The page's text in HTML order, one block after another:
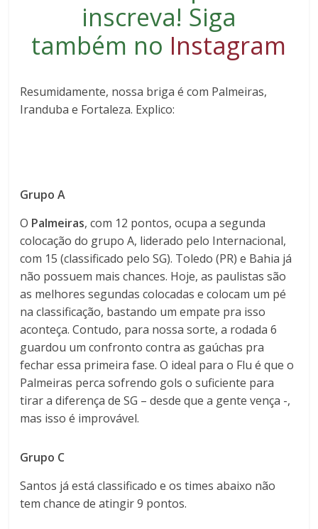
inscreva! Siga
também no Instagram
Resumidamente, nossa briga é com Palmeiras,
Iranduba e Fortaleza. Explico:
Grupo A
O Palmeiras, com 12 pontos, ocupa a segunda
colocação do grupo A, liderado pelo Internacional,
com 15 (classificado pelo SG). Toledo (PR) e Bahia já
não possuem mais chances. Hoje, as paulistas são
as melhores segundas colocadas e colocam um pé
na classificação, bastando um empate pra isso
aconteça. Contudo, para nossa sorte, a rodada 6
guardou um confronto contra as gaúchas pra
fechar essa primeira fase. O ideal para o Flu é que o
Palmeiras perca sofrendo gols o suficiente para
tirar a diferença de SG – desde que a gente vença -,
mas isso é improvável.
Grupo C
Santos já está classificado e os times abaixo não
tem chance de atingir 9 pontos.